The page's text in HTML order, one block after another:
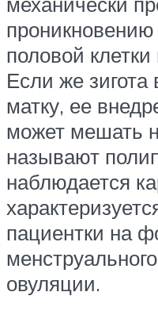
половой
Если же зигота
матку, ее
может мешать
называют
наблюдается
пациентки на
овуляции.